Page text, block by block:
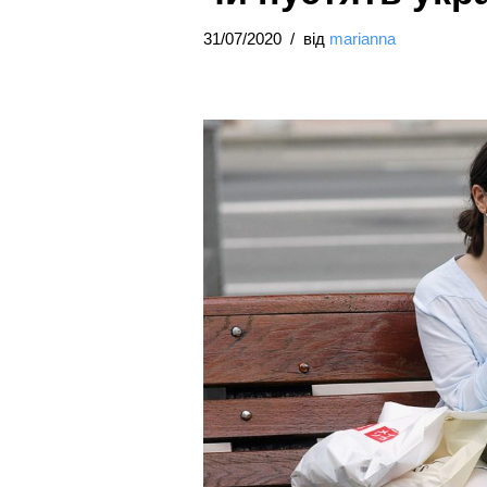
31/07/2020 від marianna